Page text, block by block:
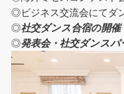
◎ビジネス交流会にてダ
◎社交ダンス合宿の開催
◎発表会・社交ダンス